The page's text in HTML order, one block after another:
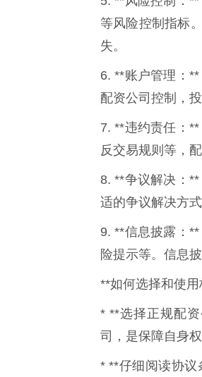
等风险控制指标
失。
6. **账户管理：
配资公司控制，
7. **违约责任：
反交易规则等，
8. **争议解决：
适的争议解决方
9. **信息披露：
险提示等。信息
**如何选择和使
* **选择正规配
司，是保障自身权
* **仔细阅读协议